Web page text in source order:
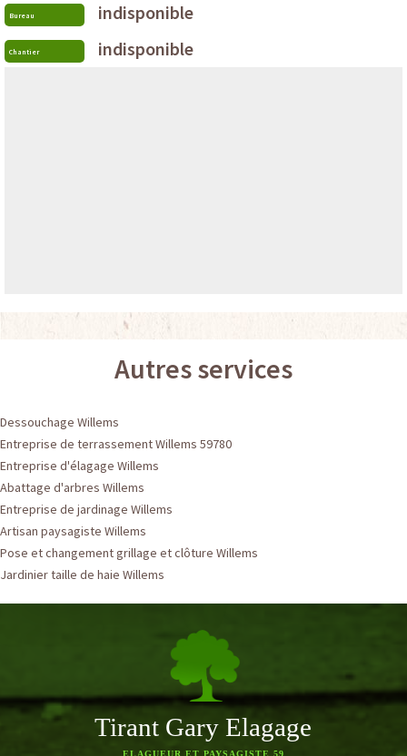
Bureau indisponible
Chantier indisponible
Autres services
Dessouchage Willems
Entreprise de terrassement Willems 59780
Entreprise d'élagage Willems
Abattage d'arbres Willems
Entreprise de jardinage Willems
Artisan paysagiste Willems
Pose et changement grillage et clôture Willems
Jardinier taille de haie Willems
Tirant Gary Elagage
ELAGUEUR ET PAYSAGISTE 59